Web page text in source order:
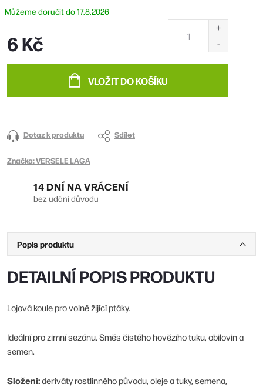
17.8.2026
6 Kč
VLOŽIT DO KOŠÍKU
Dotaz k produktu Sdílet
Značka:VERSELE LAGA
14 DNÍ NA VRÁCENÍ
bez udání důvodu
Popis produktu
DETAILNÍ POPIS PRODUKTU
Lojová koule pro volně žijící ptáky.
Ideální pro zimní sezónu. Směs čistého hovězího tuku, obilovin a
semen.
Složení:deriváty rostlinného původu, oleje a tuky, semena,